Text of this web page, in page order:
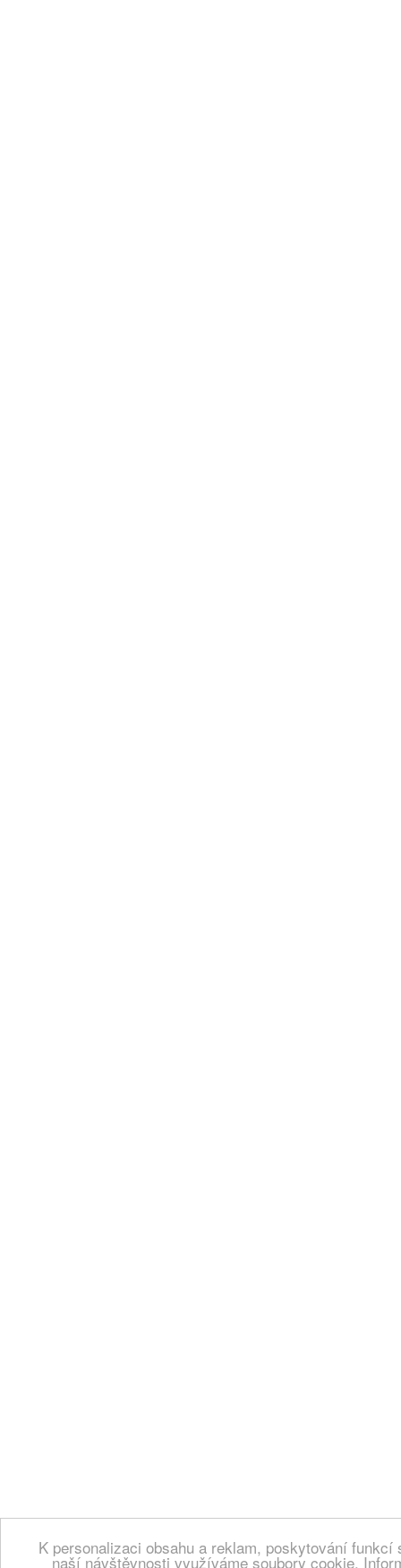
K personalizaci obsahu a reklam, poskytování
naší návštěvnosti využíváme soubory cookie.